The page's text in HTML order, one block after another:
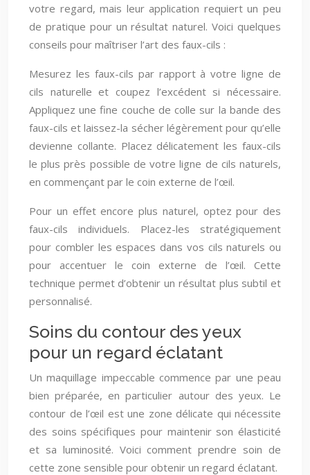
votre regard, mais leur application requiert un peu
de pratique pour un résultat naturel. Voici quelques
conseils pour maîtriser l’art des faux-cils :
Mesurez les faux-cils par rapport à votre ligne de
cils naturelle et coupez l’excédent si nécessaire.
Appliquez une fine couche de colle sur la bande des
faux-cils et laissez-la sécher légèrement pour qu’elle
devienne collante. Placez délicatement les faux-cils
le plus près possible de votre ligne de cils naturels,
en commençant par le coin externe de l’œil.
Pour un effet encore plus naturel, optez pour des
faux-cils individuels. Placez-les stratégiquement
pour combler les espaces dans vos cils naturels ou
pour accentuer le coin externe de l’œil. Cette
technique permet d’obtenir un résultat plus subtil et
personnalisé.
Soins du contour des yeux
pour un regard éclatant
Un maquillage impeccable commence par une peau
bien préparée, en particulier autour des yeux. Le
contour de l’œil est une zone délicate qui nécessite
des soins spécifiques pour maintenir son élasticité
et sa luminosité. Voici comment prendre soin de
cette zone sensible pour obtenir un regard éclatant.